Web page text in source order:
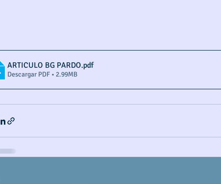
ARTICULO BG PARDO.pdf
Descargar PDF • 2.99MB